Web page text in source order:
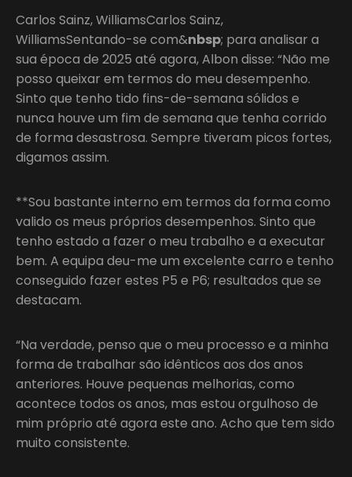
Carlos Sainz, WilliamsCarlos Sainz,
WilliamsSentando-se com&nbsp; para analisar a
sua época de 2025 até agora, Albon disse: “Não me
posso queixar em termos do meu desempenho.
Sinto que tenho tido fins-de-semana sólidos e
nunca houve um fim de semana que tenha corrido
de forma desastrosa. Sempre tiveram picos fortes,
digamos assim.
**Sou bastante interno em termos da forma como
valido os meus próprios desempenhos. Sinto que
tenho estado a fazer o meu trabalho e a executar
bem. A equipa deu-me um excelente carro e tenho
conseguido fazer estes P5 e P6; resultados que se
destacam.
“Na verdade, penso que o meu processo e a minha
forma de trabalhar são idênticos aos dos anos
anteriores. Houve pequenas melhorias, como
acontece todos os anos, mas estou orgulhoso de
mim próprio até agora este ano. Acho que tem sido
muito consistente.